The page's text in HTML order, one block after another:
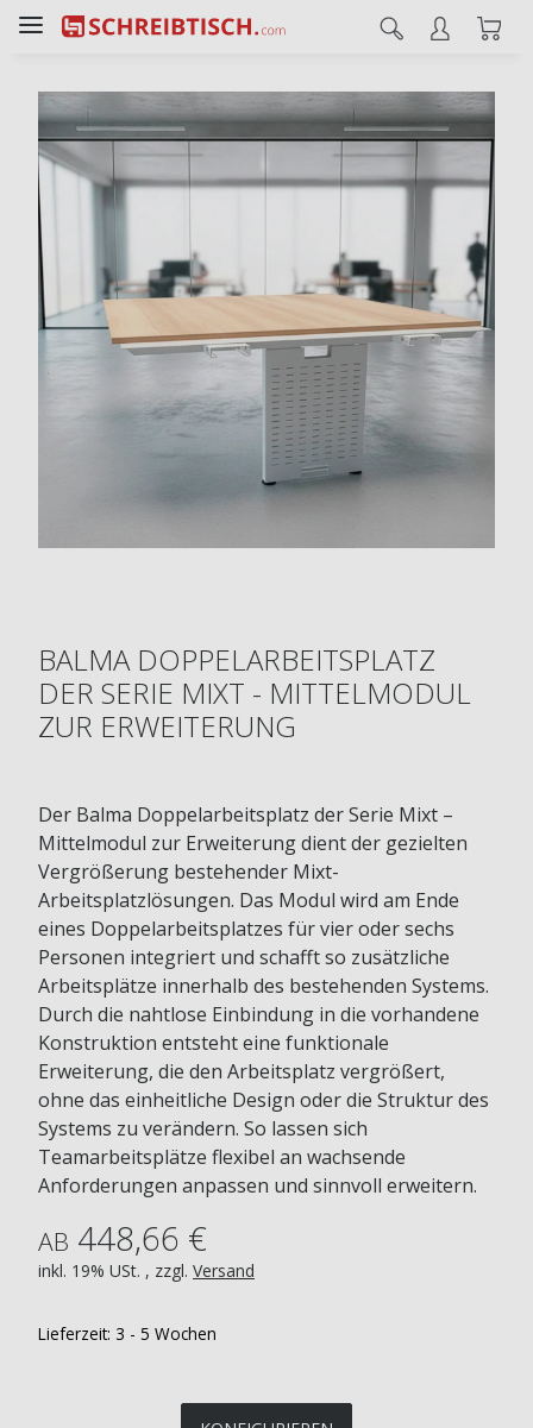
BALMA DOPPELARBEITSPLATZ
DER SERIE MIXT - MITTELMODUL
ZUR ERWEITERUNG
Der Balma Doppelarbeitsplatz der Serie Mixt –
Mittelmodul zur Erweiterung dient der gezielten
Vergrößerung bestehender Mixt-
Arbeitsplatzlösungen. Das Modul wird am Ende
eines Doppelarbeitsplatzes für vier oder sechs
Personen integriert und schafft so zusätzliche
Arbeitsplätze innerhalb des bestehenden Systems.
Durch die nahtlose Einbindung in die vorhandene
Konstruktion entsteht eine funktionale
Erweiterung, die den Arbeitsplatz vergrößert,
ohne das einheitliche Design oder die Struktur des
Systems zu verändern. So lassen sich
Teamarbeitsplätze flexibel an wachsende
Anforderungen anpassen und sinnvoll erweitern.
AB 448,66 €
inkl. 19% USt. , zzgl. Versand
Lieferzeit: 3 - 5 Wochen